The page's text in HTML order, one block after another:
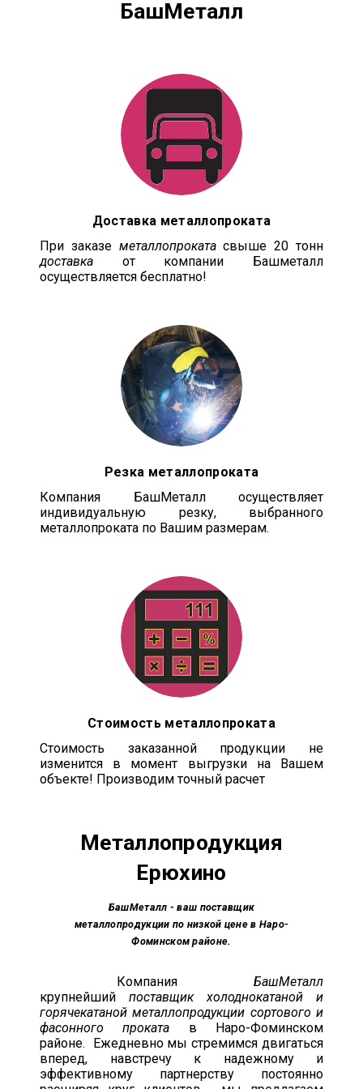
БашМеталл
Доставка металлопроката
При заказе металлопрокатасвыше 20 тонн
доставка от компании Башметалл
осуществляется бесплатно!
Резка металлопроката
Компания БашМеталл осуществляет
индивидуальную резку, выбранного
металлопроката по Вашим размерам.
Стоимость металлопроката
Стоимость заказанной продукции не
изменится в момент выгрузки на Вашем
объекте! Производим точный расчет
Металлопродукция
Ерюхино
БашМеталл - ваш поставщик
металлопродукции по низкой цене в Наро-
Фоминском районе.
Компания БашМеталл
крупнейший
поставщик холоднокатаной и
горячекатаной металлопродукции сортового и
фасонного проката в Наро-Фоминском
районе. Ежедневно мы стремимся двигаться
вперед, навстречу к надежному и
эффективному партнерству постоянно